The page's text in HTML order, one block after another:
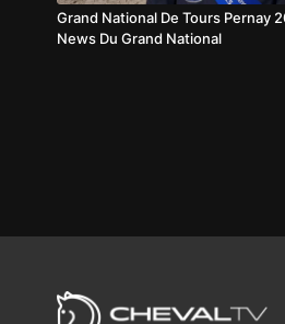
Grand National De Tours Pernay
News Du Grand National